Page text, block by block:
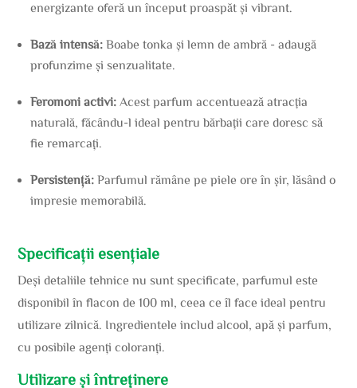
energizante oferă un început proaspăt și vibrant.
Bază intensă: Boabe tonka și lemn de ambră - adaugă
profunzime și senzualitate.
Feromoni activi: Acest parfum accentuează atracția
naturală, făcându-l ideal pentru bărbații care doresc să
fie remarcați.
Persistență: Parfumul rămâne pe piele ore în șir, lăsând o
impresie memorabilă.
Specificații esențiale
Deși detaliile tehnice nu sunt specificate, parfumul este
disponibil în flacon de 100 ml, ceea ce îl face ideal pentru
utilizare zilnică. Ingredientele includ alcool, apă și parfum,
cu posibile agenți coloranți.
Utilizare și întreținere